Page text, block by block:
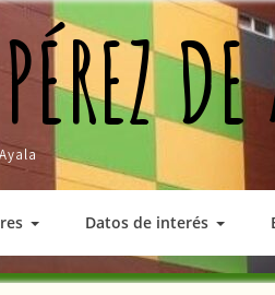
Datos de interés